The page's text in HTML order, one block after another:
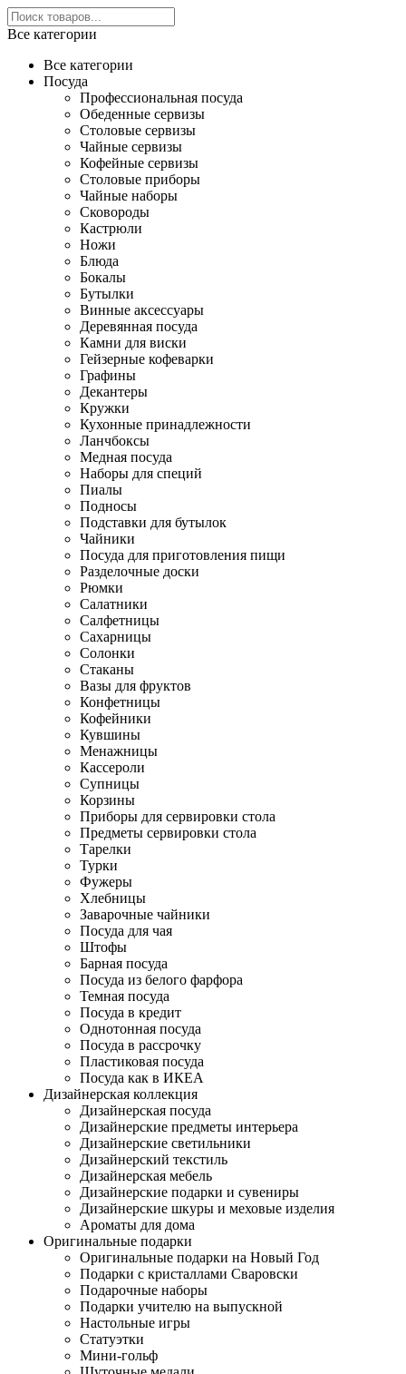
Все категории
Все категории
Посуда
Профессиональная посуда
Обеденные сервизы
Столовые сервизы
Чайные сервизы
Кофейные сервизы
Столовые приборы
Чайные наборы
Сковороды
Кастрюли
Ножи
Блюда
Бокалы
Бутылки
Винные аксессуары
Деревянная посуда
Камни для виски
Гейзерные кофеварки
Графины
Декантеры
Кружки
Кухонные принадлежности
Ланчбоксы
Медная посуда
Наборы для специй
Пиалы
Подносы
Подставки для бутылок
Чайники
Посуда для приготовления пищи
Разделочные доски
Рюмки
Салатники
Салфетницы
Сахарницы
Солонки
Стаканы
Вазы для фруктов
Конфетницы
Кофейники
Кувшины
Менажницы
Кассероли
Супницы
Корзины
Приборы для сервировки стола
Предметы сервировки стола
Тарелки
Турки
Фужеры
Хлебницы
Заварочные чайники
Посуда для чая
Штофы
Барная посуда
Посуда из белого фарфора
Темная посуда
Посуда в кредит
Однотонная посуда
Посуда в рассрочку
Пластиковая посуда
Посуда как в ИКЕА
Дизайнерская коллекция
Дизайнерская посуда
Дизайнерские предметы интерьера
Дизайнерские светильники
Дизайнерский текстиль
Дизайнерская мебель
Дизайнерские подарки и сувениры
Дизайнерские шкуры и меховые изделия
Ароматы для дома
Оригинальные подарки
Оригинальные подарки на Новый Год
Подарки с кристаллами Сваровски
Подарочные наборы
Подарки учителю на выпускной
Настольные игры
Статуэтки
Мини-гольф